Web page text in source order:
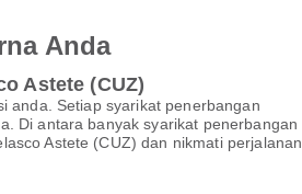
Anda
Astete (CUZ)
anda. Setiap syarikat penerbangan
Di antara banyak syarikat penerbangan
Astete (CUZ) dan nikmati perjalanan